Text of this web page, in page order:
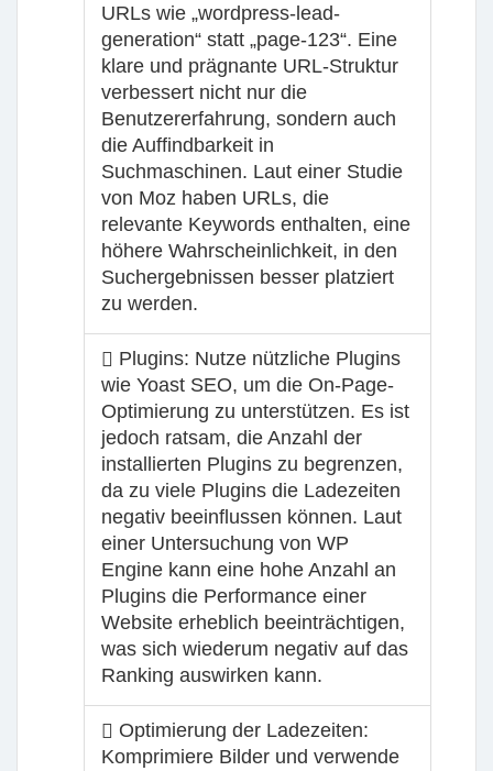
URLs wie „wordpress-lead-
generation“ statt „page-123“. Eine
klare und prägnante URL-Struktur
verbessert nicht nur die
Benutzererfahrung, sondern auch
die Auffindbarkeit in
Suchmaschinen. Laut einer Studie
von Moz haben URLs, die
relevante Keywords enthalten, eine
höhere Wahrscheinlichkeit, in den
Suchergebnissen besser platziert
zu werden.
Plugins: Nutze nützliche Plugins
wie Yoast SEO, um die On-Page-
Optimierung zu unterstützen. Es ist
jedoch ratsam, die Anzahl der
installierten Plugins zu begrenzen,
da zu viele Plugins die Ladezeiten
negativ beeinflussen können. Laut
einer Untersuchung von WP
Engine kann eine hohe Anzahl an
Plugins die Performance einer
Website erheblich beeinträchtigen,
was sich wiederum negativ auf das
Ranking auswirken kann.
Optimierung der Ladezeiten:
Komprimiere Bilder und verwende